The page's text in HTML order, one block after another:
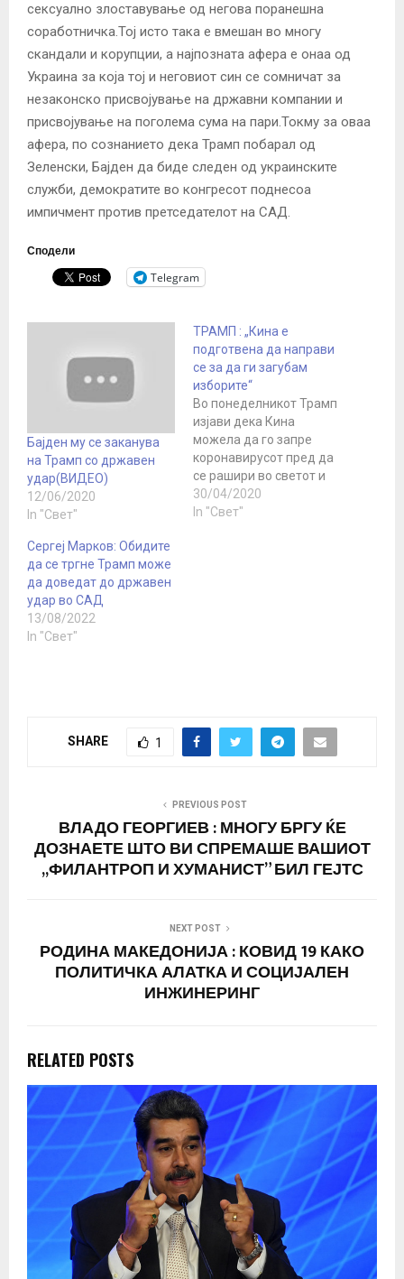
сексуално злоставување од негова поранешна
соработничка.Тој исто така е вмешан во многу
скандали и корупции, а најпозната афера е онаа од
Украина за која тој и неговиот син се сомничат за
незаконско присвојување на државни компании и
присвојување на поголема сума на пари.Токму за оваа
афера, по сознанието дека Трамп побарал од
Зеленски, Бајден да биде следен од украинските
служби, демократите во конгресот поднесоа
импичмент против претседателот на САД.
Сподели
Telegram
Бајден му се заканува
на Трамп со државен
удар(ВИДЕО)
12/06/2020
In "Свет"
ТРАМП : „Кина е
подготвена да направи
се за да ги загубaм
изборите“
Во понеделникот Трамп
изјави дека Кина
можела да го запре
коронавирусот пред да
се рашири во светот и
рече дека неговата
администрација
30/04/2020
In "Свет"
Сергеј Марков: Обидите
да се тргне Трамп може
да доведат до државен
удар во САД
13/08/2022
In "Свет"
SHARE 1
PREVIOUS POST
ВЛАДО ГЕОРГИЕВ : МНОГУ БРГУ ЌЕ
ДОЗНАЕТЕ ШТО ВИ СПРЕМАШЕ ВАШИОТ
,,ФИЛАНТРОП И ХУМАНИСТ” БИЛ ГЕЈТС
NEXT POST
РОДИНА МАКЕДОНИЈА : КОВИД 19 КАКО
ПОЛИТИЧКА АЛАТКА И СОЦИЈАЛЕН
ИНЖИНЕРИНГ
RELATED POSTS